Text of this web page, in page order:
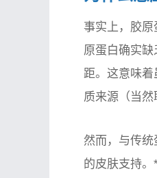
事实上，胶
原蛋白确实
距。这意味
质来源（当然
然而，与传
的皮肤支持